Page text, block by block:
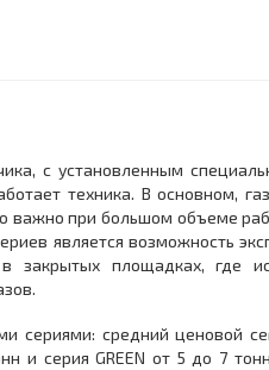
с установленным
техника. В основном,
важно при большом объеме
является возможность
закрытых площадках, где
сериями: средний ценовой
и серия GREEN от 5 до 7